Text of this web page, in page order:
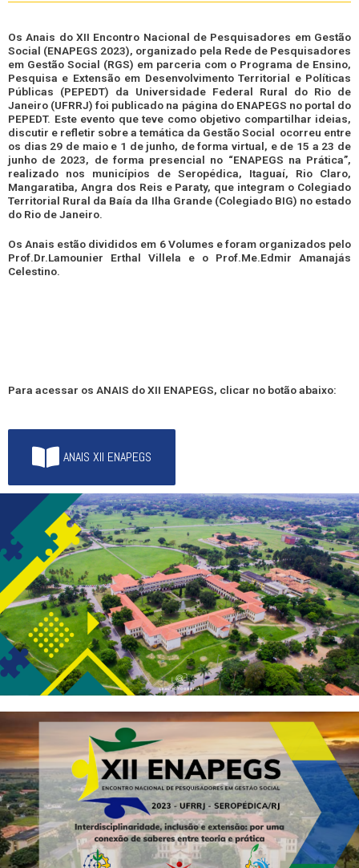
Os Anais do XII Encontro Nacional de Pesquisadores em Gestão
Social (ENAPEGS 2023), organizado pela Rede de Pesquisadores
em Gestão Social (RGS) em parceria com o Programa de Ensino,
Pesquisa e Extensão em Desenvolvimento Territorial e Políticas
Públicas (PEPEDT) da Universidade Federal Rural do Rio de
Janeiro (UFRRJ) foi publicado na página do ENAPEGS no portal do
PEPEDT. Este evento que teve como objetivo compartilhar ideias,
discutir e refletir sobre a temática da Gestão Social ocorreu entre
os dias 29 de maio e 1 de junho, de forma virtual, e de 15 a 23 de
junho de 2023, de forma presencial no “ENAPEGS na Prática”,
realizado nos municípios de Seropédica, Itaguaí, Rio Claro,
Mangaratiba, Angra dos Reis e Paraty, que integram o Colegiado
Territorial Rural da Baía da Ilha Grande (Colegiado BIG) no estado
do Rio de Janeiro.
Os Anais estão divididos em 6 Volumes e foram organizados pelo
Prof.Dr.Lamounier Erthal Villela e o Prof.Me.Edmir Amanajás
Celestino.
Para acessar os ANAIS do XII ENAPEGS, clicar no botão abaixo:
ANAIS XII ENAPEGS